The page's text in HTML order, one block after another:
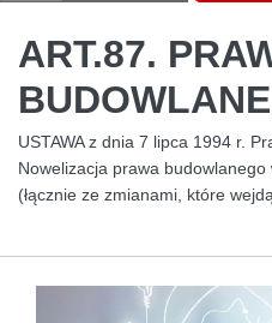
ART.87.
BUDOWLANE
USTAWA z dnia 7 lipca 1994 r.
Nowelizacja prawa budowlanego
(łącznie ze zmianami, które